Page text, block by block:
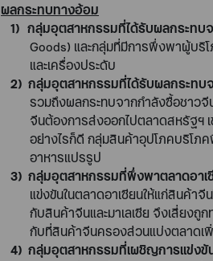
ผลกระทบทางอ้อม
1) กลุ่มอุตสาหกรรมที่ได้รับผลกระทบ
Goods) และกลุ่มที่มีการพึ่งพาผู้บริ
และเครื่องประดับ
2) กลุ่มอุตสาหกรรมที่ได้รับผลกระท
รวมถึงผลกระทบจากกำลังซื้อชาว
จีนต้องการส่งออกไปตลาดสหรัฐฯ
อย่างไรก็ดี กลุ่มสินค้าอุปโภคบริโภ
อาหารแปรรูป
3) กลุ่มอุตสาหกรรมที่พึ่งพาตลาดอาเ
แข่งขันในตลาดอาเซียนให้แก่สินค้า
กับสินค้าจีนและมาเลเซีย จึงเสี่ยง
กับที่สินค้าจีนครองส่วนแบ่งตลาดเ
4) กลุ่มอุตสาหกรรมที่เผชิญการแข่ง